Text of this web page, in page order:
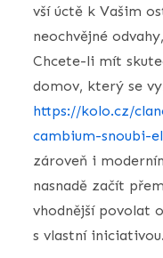
vší úctě k Vašim
neochvějné
Chcete-li mít
domov, který se
https://kolo.cz/
cambium-snoubi-
zároveň i
nasnadě začít
vhodnější povolat
s vlastní iniciativou.